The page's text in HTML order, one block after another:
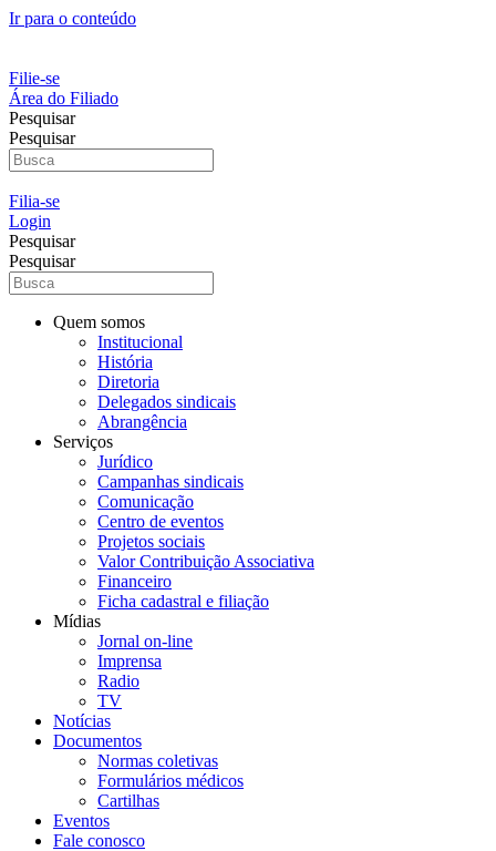
Ir para o conteúdo
Filie-se
Área do Filiado
Pesquisar
Pesquisar
Filia-se
Login
Pesquisar
Pesquisar
Quem somos
Institucional
História
Diretoria
Delegados sindicais
Abrangência
Serviços
Jurídico
Campanhas sindicais
Comunicação
Centro de eventos
Projetos sociais
Valor Contribuição Associativa
Financeiro
Ficha cadastral e filiação
Mídias
Jornal on-line
Imprensa
Radio
TV
Notícias
Documentos
Normas coletivas
Formulários médicos
Cartilhas
Eventos
Fale conosco